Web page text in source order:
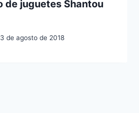
de juguetes Shantou
3 de agosto de 2018